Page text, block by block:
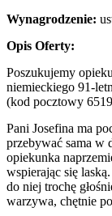
Wynagrodzenie:
Opis Oferty:
Poszukujemy
niemieckiego 91-
(kod pocztowy
Pani Josefina ma
przebywać sama w
opiekunka
wspierając się
do niej trochę
warzywa, chętnie